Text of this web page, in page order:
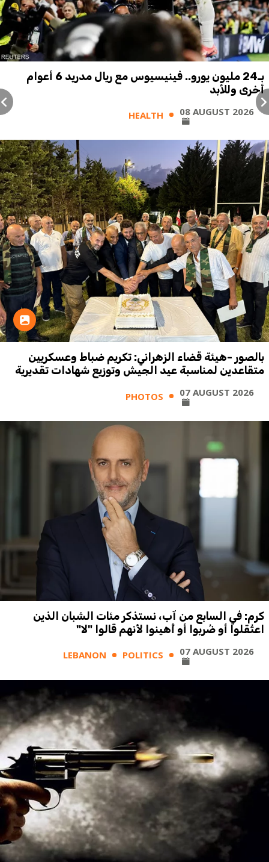
بـ24 مليون يورو.. فينيسيوس مع ريال مدريد 6 أعوام
أخرى وللأبد
HEALTH 08 AUGUST 2026
بالصور -هيئة قضاء الزهراني: تكريم ضباط وعسكريين
متقاعدين لمناسبة عيد الجيش وتوزيع شهادات تقديرية
PHOTOS 07 AUGUST 2026
كرم: في السابع من آب، نستذكر مئات الشبان الذين
اعتُقلوا أو ضُربوا أو أُهينوا لأنهم قالوا "لا"
LEBANON POLITICS 07 AUGUST 2026